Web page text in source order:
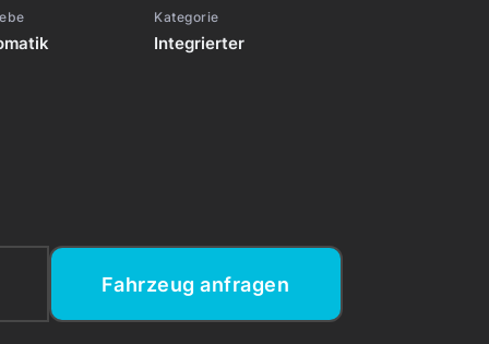
Kategorie
Integrierter
Fahrzeug anfragen